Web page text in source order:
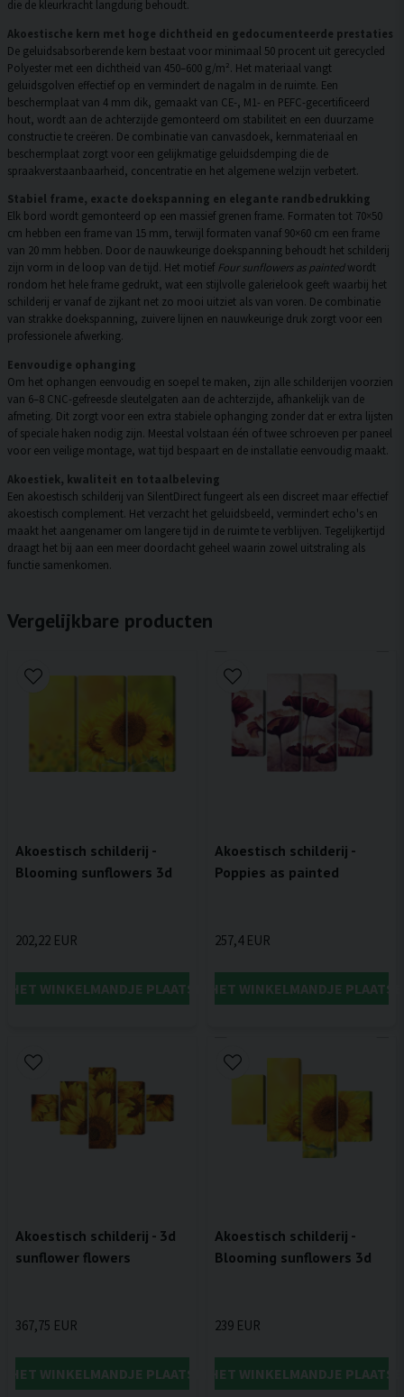
die de kleurkracht langdurig behoudt.
Akoestische kern met hoge dichtheid en gedocumenteerde prestaties
De geluidsabsorberende kern bestaat voor minimaal 50 procent uit gerecycled
Polyester met een dichtheid van 450–600 g/m². Het materiaal vangt
geluidsgolven effectief op en vermindert de nagalm in de ruimte. Een
beschermplaat van 4 mm dik, gemaakt van CE-, M1- en PEFC-gecertificeerd
hout, wordt aan de achterzijde gemonteerd om stabiliteit en een duurzame
constructie te creëren. De combinatie van canvasdoek, kernmateriaal en
beschermplaat zorgt voor een gelijkmatige geluidsdemping die de
spraakverstaanbaarheid, concentratie en het algemene welzijn verbetert.
Stabiel frame, exacte doekspanning en elegante randbedrukking
Elk bord wordt gemonteerd op een massief grenen frame. Formaten tot 70×50
cm hebben een frame van 15 mm, terwijl formaten vanaf 90×60 cm een frame
van 20 mm hebben. Door de nauwkeurige doekspanning behoudt het schilderij
zijn vorm in de loop van de tijd. Het motief Four sunflowers as paintedwordt
rondom het hele frame gedrukt, wat een stijlvolle galerielook geeft waarbij het
schilderij er vanaf de zijkant net zo mooi uitziet als van voren. De combinatie
van strakke doekspanning, zuivere lijnen en nauwkeurige druk zorgt voor een
professionele afwerking.
Eenvoudige ophanging
Om het ophangen eenvoudig en soepel te maken, zijn alle schilderijen voorzien
van 6–8 CNC-gefreesde sleutelgaten aan de achterzijde, afhankelijk van de
afmeting. Dit zorgt voor een extra stabiele ophanging zonder dat er extra lijsten
of speciale haken nodig zijn. Meestal volstaan één of twee schroeven per paneel
voor een veilige montage, wat tijd bespaart en de installatie eenvoudig maakt.
Akoestiek, kwaliteit en totaalbeleving
Een akoestisch schilderij van SilentDirect fungeert als een discreet maar effectief
akoestisch complement. Het verzacht het geluidsbeeld, vermindert echo's en
maakt het aangenamer om langere tijd in de ruimte te verblijven. Tegelijkertijd
draagt het bij aan een meer doordacht geheel waarin zowel uitstraling als
functie samenkomen.
Vergelijkbare producten
Akoestisch schilderij -
Blooming sunflowers 3d
202,22 EUR
HET WINKELMANDJE PLAATSEN
Akoestisch schilderij -
Poppies as painted
257,4 EUR
IN HET WINKELMANDJE
Akoestisch schilderij - 3d
sunflower flowers
367,75 EUR
HET WINKELMANDJE PLAATSEN
Akoestisch schilderij -
Blooming sunflowers 3d
239 EUR
IN HET WINKELMANDJE